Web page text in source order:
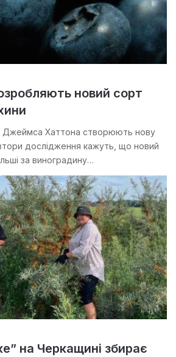
новий сорт
Джеймса Хаттона створюють нову
дослідження кажуть, що новий
за виноградину…
на Черкащині збирає